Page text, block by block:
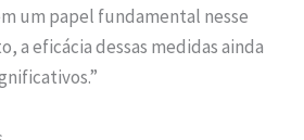
um papel fundamental nesse
a eficácia dessas medidas ainda